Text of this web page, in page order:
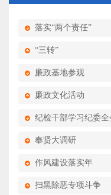
落实“两个责任”
“三转”
廉政基地参观
廉政文化活动
纪检干部学习纪委全
奉贤大调研
作风建设落实年
扫黑除恶专项斗争